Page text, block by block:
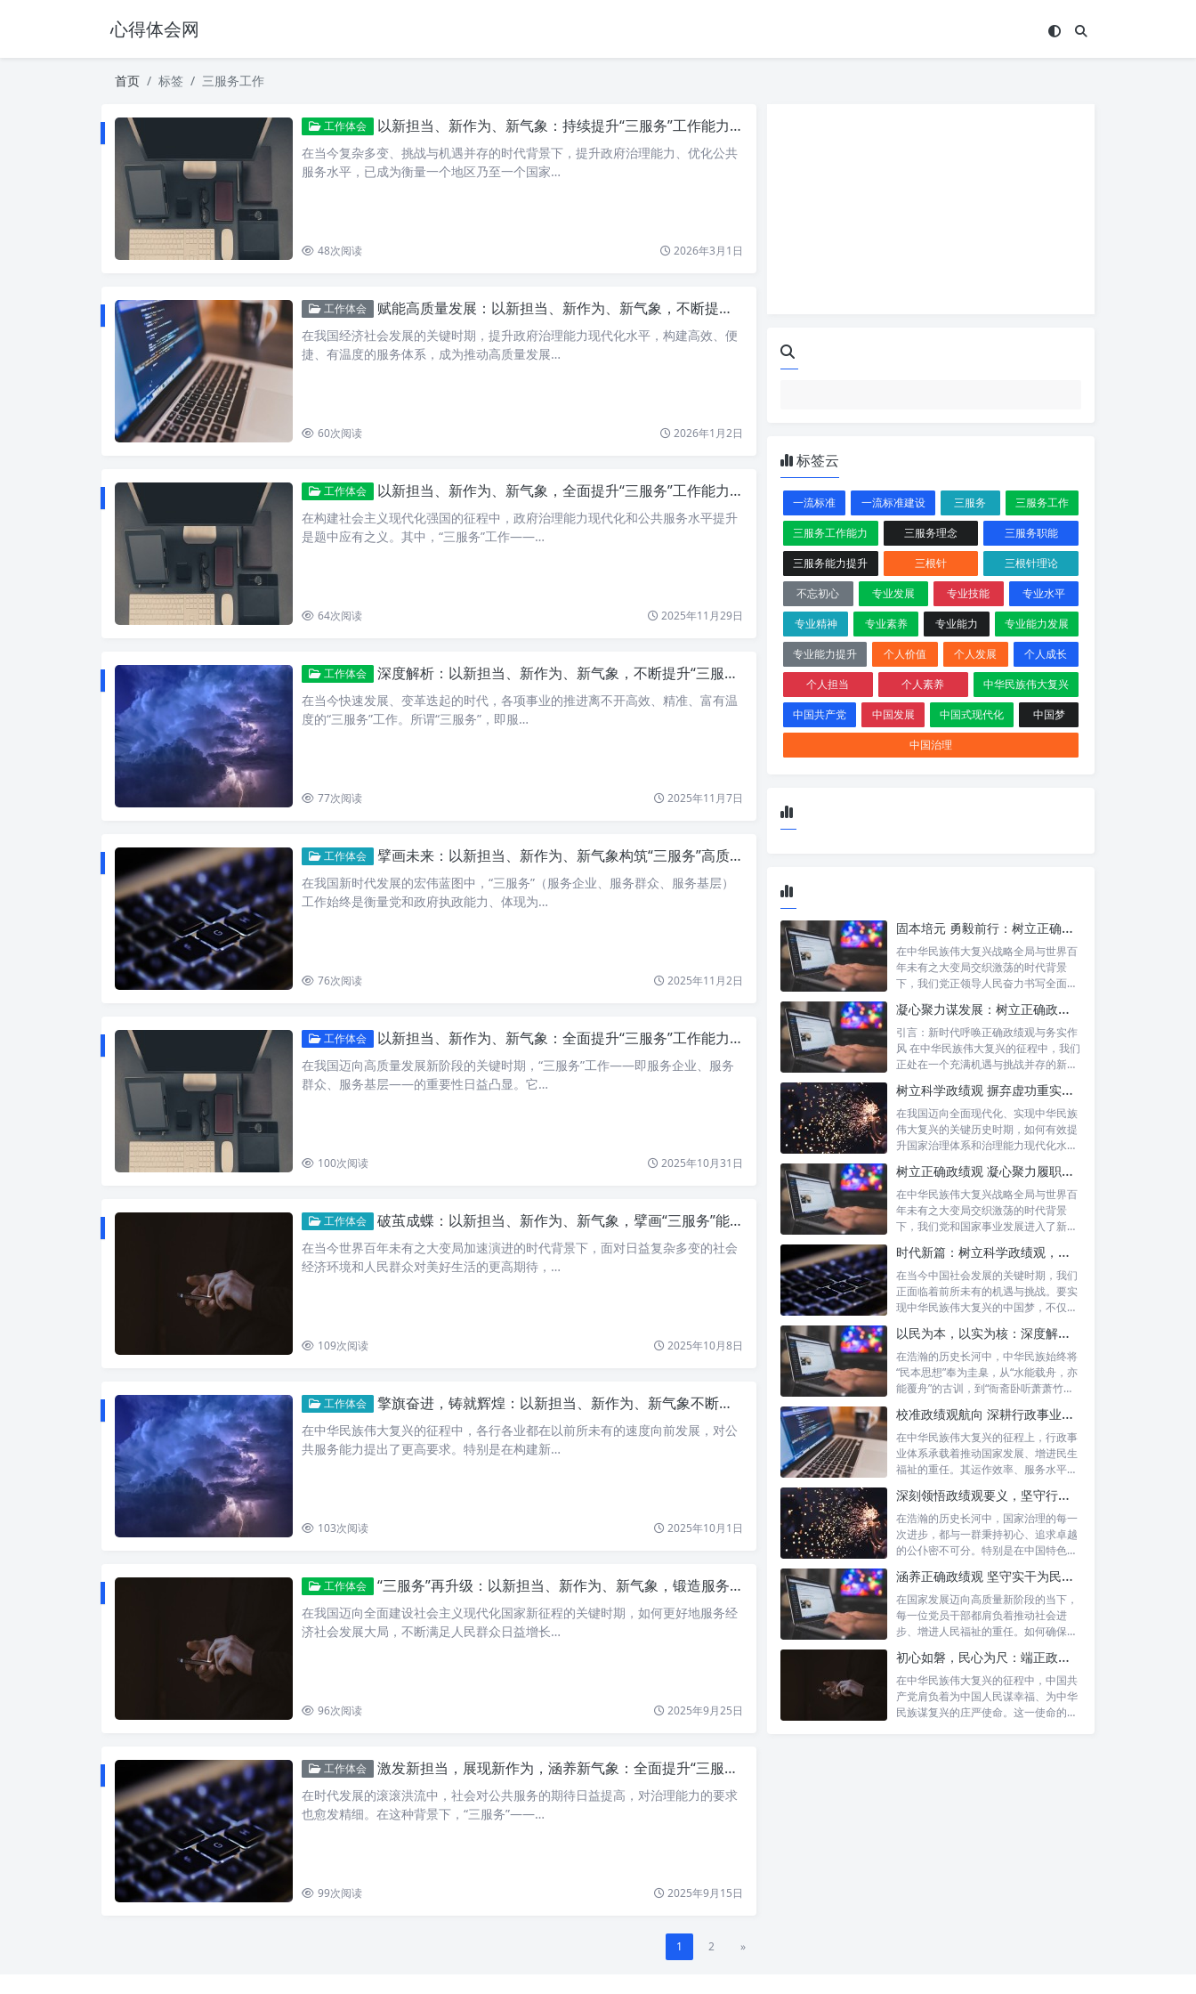
心得体会网
首页 标签 三服务工作
工作体会 以新担当、新作为、新气象：持续提升“三服务”工作能力，共创优质高效新格局
在当今复杂多变、挑战与机遇并存的时代背景下，提升政府治理能力、优化公共
服务水平，已成为衡量一个地区乃至一个国家…
48次阅读 2026年3月1日
工作体会 赋能高质量发展：以新担当、新作为、新气象，不断提升“三服务”工作能力
在我国经济社会发展的关键时期，提升政府治理能力现代化水平，构建高效、便
捷、有温度的服务体系，成为推动高质量发展…
60次阅读 2026年1月2日
工作体会 以新担当、新作为、新气象，全面提升“三服务”工作能力：构建服务型政府的创新实践
在构建社会主义现代化强国的征程中，政府治理能力现代化和公共服务水平提升
是题中应有之义。其中，“三服务”工作——…
64次阅读 2025年11月29日
工作体会 深度解析：以新担当、新作为、新气象，不断提升“三服务”工作能力
在当今快速发展、变革迭起的时代，各项事业的推进离不开高效、精准、富有温
度的“三服务”工作。所谓“三服务”，即服…
77次阅读 2025年11月7日
工作体会 擘画未来：以新担当、新作为、新气象构筑“三服务”高质量发展新高地
在我国新时代发展的宏伟蓝图中，“三服务”（服务企业、服务群众、服务基层）
工作始终是衡量党和政府执政能力、体现为…
76次阅读 2025年11月2日
工作体会 以新担当、新作为、新气象：全面提升“三服务”工作能力，共创高质量发展新局面
在我国迈向高质量发展新阶段的关键时期，“三服务”工作——即服务企业、服务
群众、服务基层——的重要性日益凸显。它…
100次阅读 2025年10月31日
工作体会 破茧成蝶：以新担当、新作为、新气象，擘画“三服务”能力提升新蓝图
在当今世界百年未有之大变局加速演进的时代背景下，面对日益复杂多变的社会
经济环境和人民群众对美好生活的更高期待，…
109次阅读 2025年10月8日
工作体会 擎旗奋进，铸就辉煌：以新担当、新作为、新气象不断提升“三服务”工作能力
在中华民族伟大复兴的征程中，各行各业都在以前所未有的速度向前发展，对公
共服务能力提出了更高要求。特别是在构建新…
103次阅读 2025年10月1日
工作体会 “三服务”再升级：以新担当、新作为、新气象，锻造服务型政府新引擎
在我国迈向全面建设社会主义现代化国家新征程的关键时期，如何更好地服务经
济社会发展大局，不断满足人民群众日益增长…
96次阅读 2025年9月25日
工作体会 激发新担当，展现新作为，涵养新气象：全面提升“三服务”工作能力，共创高效便民新篇章
在时代发展的滚滚洪流中，社会对公共服务的期待日益提高，对治理能力的要求
也愈发精细。在这种背景下，“三服务”——…
99次阅读 2025年9月15日
1 2 »
标签云
一流标准 一流标准建设 三服务
三服务工作
三服务工作能力
三服务理念
三服务职能
三服务能力提升
三根针
三根针理论
不忘初心
专业发展 专业技能
专业水平
专业精神
专业素养 专业能力
专业能力发展
专业能力提升
个人价值 个人发展
个人成长
个人担当
个人素养
中华民族伟大复兴
中国共产党
中国发展 中国式现代化
中国梦
中国治理
固本培元 勇毅前行：树立正确政绩观，坚守初心勇担当的时代命题与实践方略
在中华民族伟大复兴战略全局与世界百
年未有之大变局交织激荡的时代背景
下，我们党正领导人民奋力书写全面建
凝心聚力谋发展：树立正确政绩理念，锤炼务实工作作风
引言：新时代呼唤正确政绩观与务实作
风 在中华民族伟大复兴的征程中，我们
正处在一个充满机遇与挑战并存的新时
树立科学政绩观 摒弃虚功重实绩：迈向高质量发展的必由之路
在我国迈向全面现代化、实现中华民族
伟大复兴的关键历史时期，如何有效提
升国家治理体系和治理能力现代化水
树立正确政绩观 凝心聚力履职尽责：新时代干事创业的根本遵循
在中华民族伟大复兴战略全局与世界百
年未有之大变局交织激荡的时代背景
下，我们党和国家事业发展进入了新的
时代新篇：树立科学政绩观，摒弃虚功重实绩，迈向高质量发展
在当今中国社会发展的关键时期，我们
正面临着前所未有的机遇与挑战。要实
现中华民族伟大复兴的中国梦，不仅需
以民为本，以实为核：深度解析坚守为民初心与正确政绩观念的融合路径
在浩瀚的历史长河中，中华民族始终将
“民本思想”奉为圭臬，从“水能载舟，亦
能覆舟”的古训，到“衙斋卧听萧萧竹，
校准政绩观航向 深耕行政事业本职：新时代高质量发展的核心密码
在中华民族伟大复兴的征程上，行政事
业体系承载着推动国家发展、增进民生
福祉的重任。其运作效率、服务水平乃
深刻领悟政绩观要义，坚守行政事业初心：新时代公仆的使命与担当
在浩瀚的历史长河中，国家治理的每一
次进步，都与一群秉持初心、追求卓越
的公仆密不可分。特别是在中国特色社
涵养正确政绩观 坚守实干为民情怀：新时代干部成长的双重基石
在国家发展迈向高质量新阶段的当下，
每一位党员干部都肩负着推动社会进
步、增进人民福祉的重任。如何确保我
初心如磐，民心为尺：端正政绩价值取向，砥砺为民服务初心的新时代答卷
在中华民族伟大复兴的征程中，中国共
产党肩负着为中国人民谋幸福、为中华
民族谋复兴的庄严使命。这一使命的实